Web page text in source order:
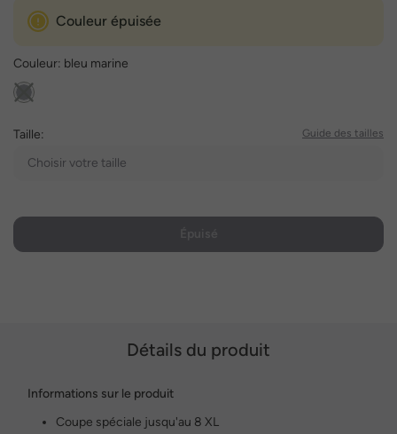
Couleur épuisée
Couleur: bleu marine
Taille: Guide des tailles
Choisir votre taille
Détails du produit
Informations sur le produit
Coupe spéciale jusqu'au 8 XL